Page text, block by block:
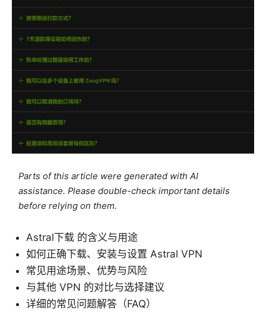
Parts of this article were generated with AI
assistance. Please double-check important details
before relying on them.
Astral下载 的含义与用途
如何正确下载、安装与设置 Astral VPN
常见用途场景、优势与风险
与其他 VPN 的对比与选择建议
详细的常见问题解答（FAQ）